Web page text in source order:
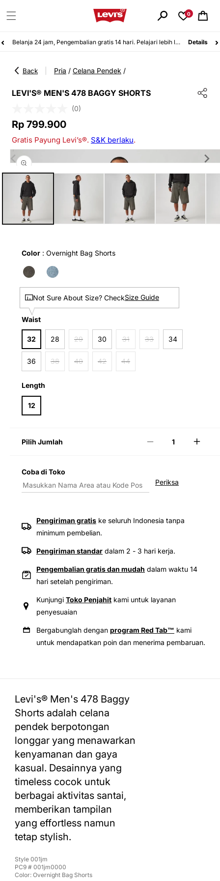
ke
konten
0
Keranjang
Belanja 24 jam, Pengembalian gratis 14 hari. Pelajari lebih lanjut! Details
Back Pria / Celana Pendek /
LEVI'S® MEN'S 478 BAGGY SHORTS
(0)
Harga
reguler
Rp 799.900
Gratis Payung Levi’s®. S&K berlaku.
Langsung
ke
informasi
produk
Buka
media
modal
Color : Overnight Bag ShortsColor
Not Sure About Size? CheckSize Guide
Waist
Waist
32
28 29 30 31 33 34
36 38 40 42 44
Length
12
Pilih Jumlah
Kurangi
Men&#39;s
Shorts
Coba di Toko
Periksa
Pengiriman gratis ke seluruh Indonesia tanpa
minimum pembelian.
Pengiriman standar dalam 2 - 3 hari kerja.
Pengembalian gratis dan mudah dalam waktu 14
hari setelah pengiriman.
Kunjungi Toko Penjahit kami untuk layanan
penyesuaian
Bergabunglah dengan program Red Tab™ kami
untuk mendapatkan poin dan menerima pembaruan.
Levi's® Men's 478 Baggy
Shorts adalah celana
pendek berpotongan
longgar yang menawarkan
kenyamanan dan gaya
kasual. Desainnya yang
timeless cocok untuk
berbagai aktivitas santai,
memberikan tampilan
yang effortless namun
tetap stylish.
Style 001jm
PC9 # 001jm0000
Color: Overnight Bag Shorts